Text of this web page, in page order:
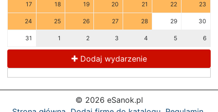
17 18 19 20 21 22 23
24 25 26 27 28 29 30
31 1 2 3 4 5 6
Dodaj wydarzenie
© 2026 eSanok.pl